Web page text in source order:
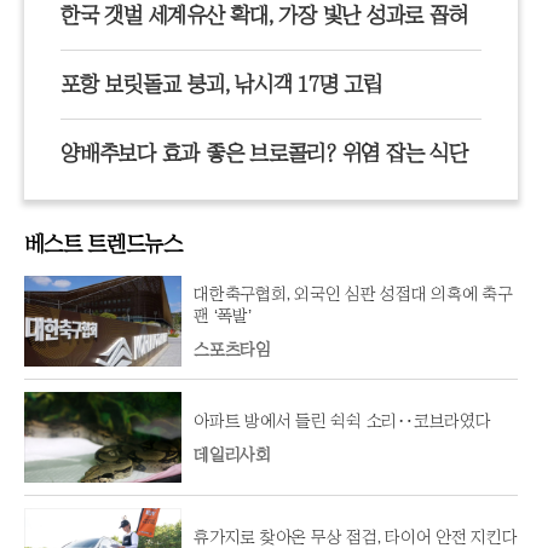
한국 갯벌 세계유산 확대, 가장 빛난 성과로 꼽혀
포항 보릿돌교 붕괴, 낚시객 17명 고립
양배추보다 효과 좋은 브로콜리? 위염 잡는 식단
베스트 트렌드뉴스
대한축구협회, 외국인 심판 성접대 의혹에 축구
팬 ‘폭발’
스포츠타임
아파트 방에서 들린 쉭쉭 소리‥코브라였다
데일리사회
휴가지로 찾아온 무상 점검, 타이어 안전 지킨다